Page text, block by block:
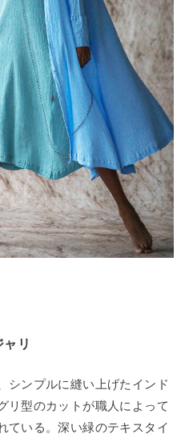
リ
シンプルに縫い上げたインド
リ型のカットが職人によって
ている。深い緑のテキスタイ